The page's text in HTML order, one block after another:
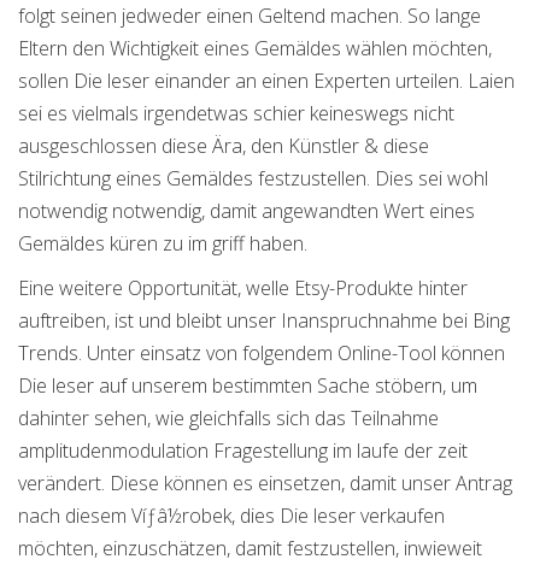
folgt seinen jedweder einen Geltend machen. So lange
Eltern den Wichtigkeit eines Gemäldes wählen möchten,
sollen Die leser einander an einen Experten urteilen. Laien
sei es vielmals irgendetwas schier keineswegs nicht
ausgeschlossen diese Ära, den Künstler & diese
Stilrichtung eines Gemäldes festzustellen. Dies sei wohl
notwendig notwendig, damit angewandten Wert eines
Gemäldes küren zu im griff haben.
Eine weitere Opportunität, welle Etsy-Produkte hinter
auftreiben, ist und bleibt unser Inanspruchnahme bei Bing
Trends. Unter einsatz von folgendem Online-Tool können
Die leser auf unserem bestimmten Sache stöbern, um
dahinter sehen, wie gleichfalls sich das Teilnahme
amplitudenmodulation Fragestellung im laufe der zeit
verändert. Diese können es einsetzen, damit unser Antrag
nach diesem Víƒâ½robek, dies Die leser verkaufen
möchten, einzuschätzen, damit festzustellen, inwieweit